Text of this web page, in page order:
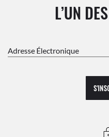
L’UN
Adresse Électronique